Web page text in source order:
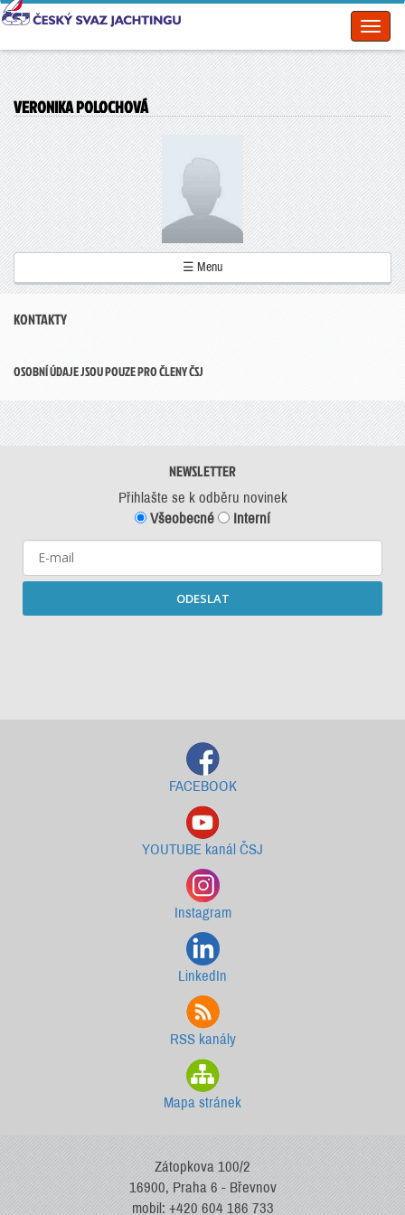
VERONIKA POLOCHOVÁ
☰ Menu
KONTAKTY
OSOBNÍ ÚDAJE JSOU POUZE PRO ČLENY ČSJ
NEWSLETTER
Přihlašte se k odběru novinek
Všeobecné
Interní
ODESLAT
FACEBOOK
YOUTUBE kanál ČSJ
Instagram
LinkedIn
RSS kanály
Mapa stránek
Zátopkova 100/2
16900, Praha 6 - Břevnov
mobil: +420 604 186 733